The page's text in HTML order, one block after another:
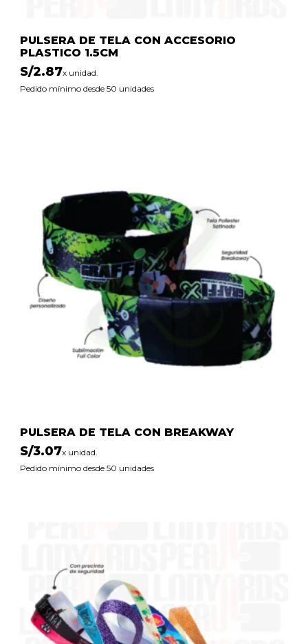
PULSERA DE TELA CON ACCESORIO
PLASTICO 1.5CM
S/2.87x unidad.
Pedido mínimo desde 50 unidades
PULSERA DE TELA CON BREAKWAY
S/3.07x unidad.
Pedido mínimo desde 50 unidades